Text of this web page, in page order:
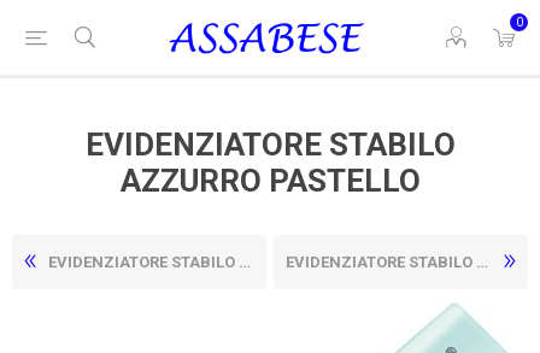
0
EVIDENZIATORE STABILO
AZZURRO PASTELLO
EVIDENZIATORE STABILO ARANCIO NEON EVIDENZIATORE STABILO BOSS GIALLO